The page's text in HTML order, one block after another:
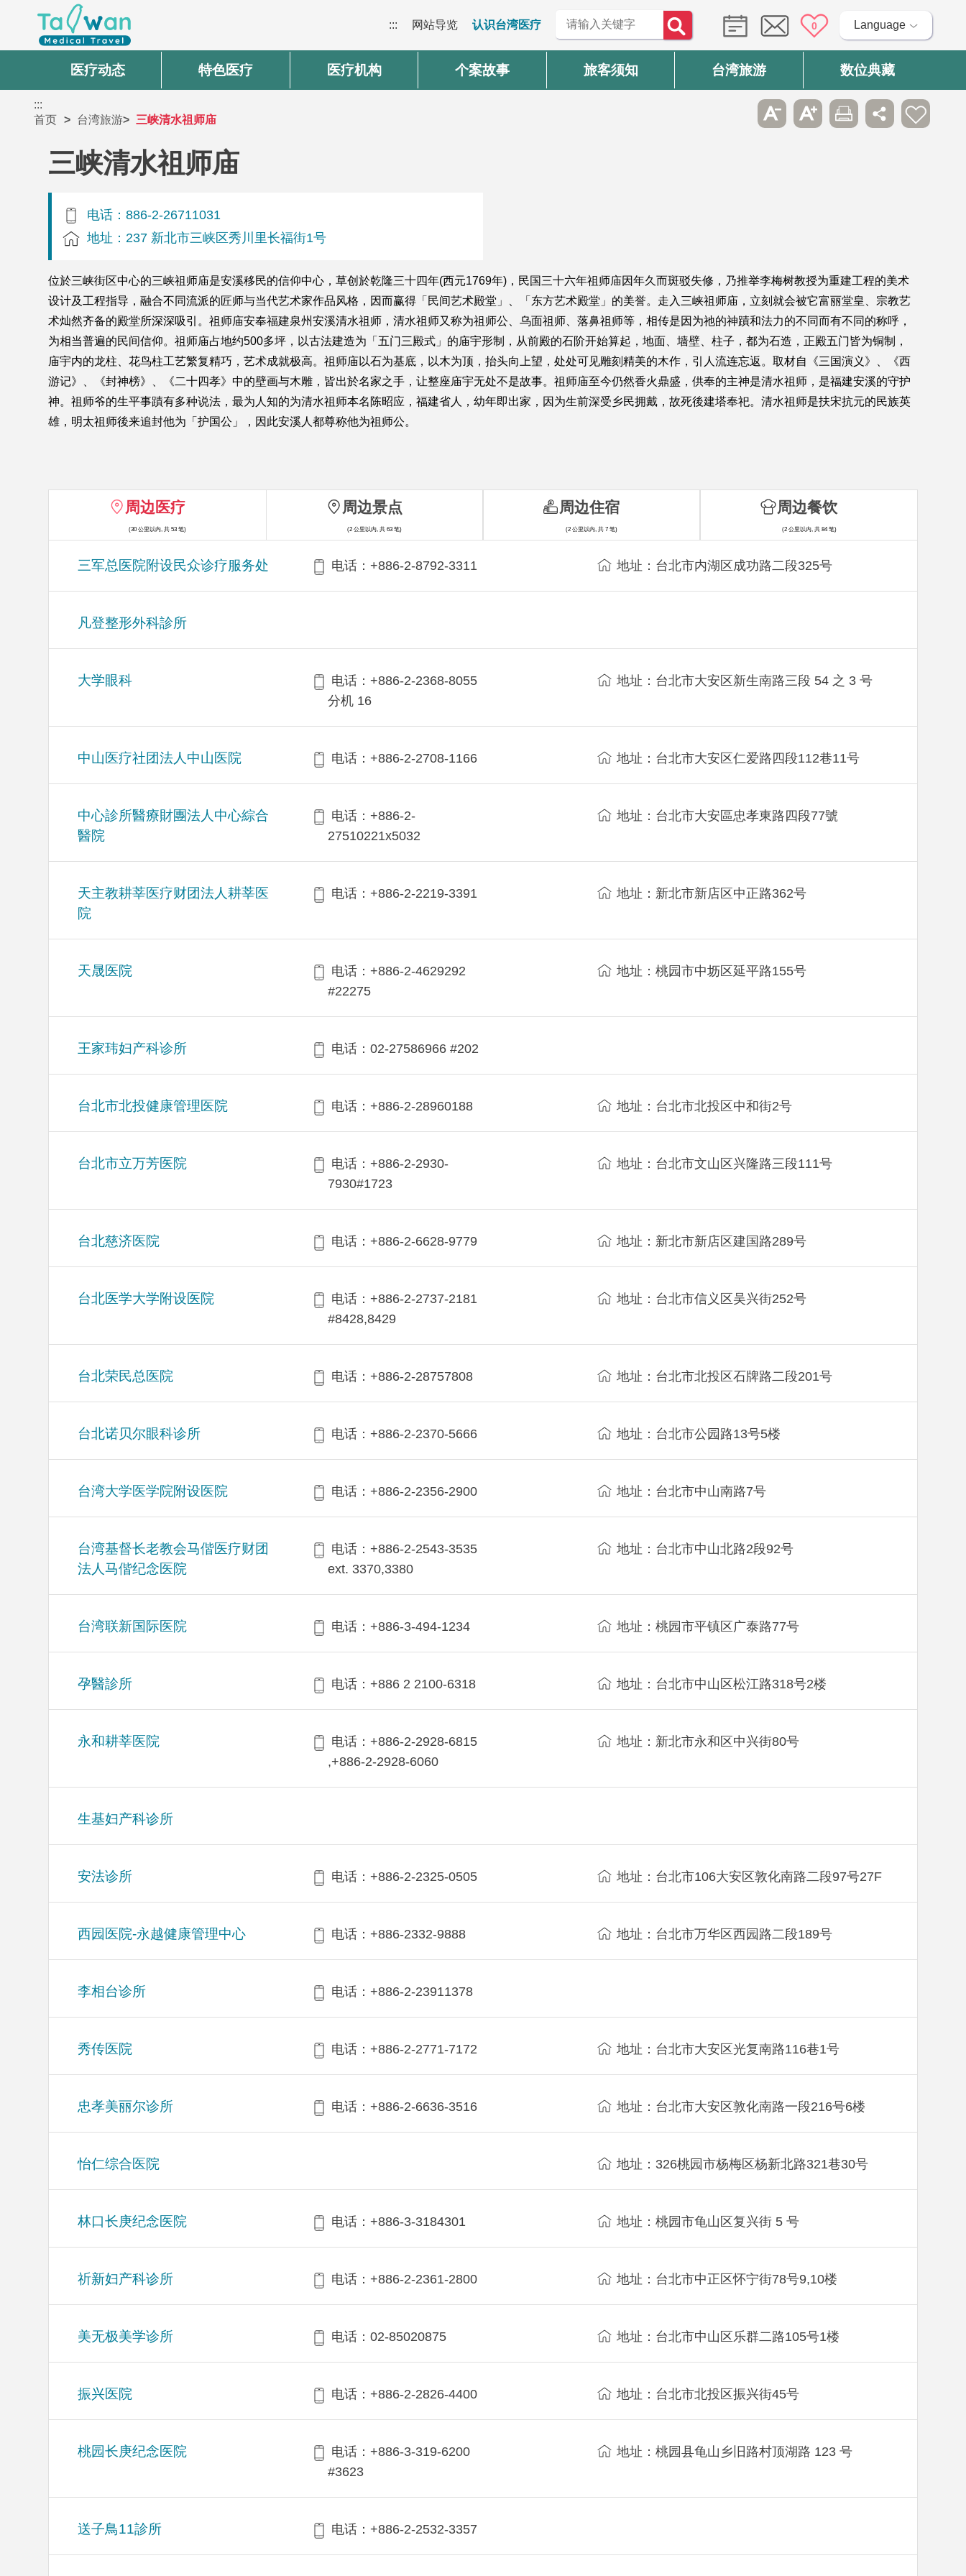
::: 网站导览 认识台湾医疗 0 Language
医疗动态 特色医疗 医疗机构 个案故事 旅客须知 台湾旅游 数位典藏
:::
首页
台湾旅游 三峡清水祖师庙
三峡清水祖师庙
电话：886-2-26711031
地址：237 新北市三峡区秀川里长福街1号
位於三峡街区中心的三峡祖师庙是安溪移民的信仰中心，草创於乾隆三十四年(西元1769年)，民国三十六年祖师庙因年久而斑驳失修，乃推举李梅树教授为重建工程的美术
设计及工程指导，融合不同流派的匠师与当代艺术家作品风格，因而赢得「民间艺术殿堂」、「东方艺术殿堂」的美誉。走入三峡祖师庙，立刻就会被它富丽堂皇、宗教艺
术灿然齐备的殿堂所深深吸引。祖师庙安奉福建泉州安溪清水祖师，清水祖师又称为祖师公、乌面祖师、落鼻祖师等，相传是因为祂的神蹟和法力的不同而有不同的称呼，
为相当普遍的民间信仰。祖师庙占地约500多坪，以古法建造为「五门三殿式」的庙宇形制，从前殿的石阶开始算起，地面、墙壁、柱子，都为石造，正殿五门皆为铜制，
庙宇内的龙柱、花鸟柱工艺繁复精巧，艺术成就极高。祖师庙以石为基底，以木为顶，抬头向上望，处处可见雕刻精美的木作，引人流连忘返。取材自《三国演义》、《西
游记》、《封神榜》、《二十四孝》中的壁画与木雕，皆出於名家之手，让整座庙宇无处不是故事。祖师庙至今仍然香火鼎盛，供奉的主神是清水祖师，是福建安溪的守护
神。祖师爷的生平事蹟有多种说法，最为人知的为清水祖师本名陈昭应，福建省人，幼年即出家，因为生前深受乡民拥戴，故死後建塔奉祀。清水祖师是扶宋抗元的民族英
雄，明太祖师後来追封他为「护国公」，因此安溪人都尊称他为祖师公。
周边医疗
(30 公里以内, 共 53 笔)
三军总医院附设民众诊疗服务处 电话：+886-2-8792-3311 地址：台北市内湖区成功路二段325号
凡登整形外科診所
大学眼科
电话：+886-2-2368-8055
分机 16
地址：台北市大安区新生南路三段 54 之 3 号
中山医疗社团法人中山医院 电话：+886-2-2708-1166 地址：台北市大安区仁爱路四段112巷11号
中心診所醫療財團法人中心綜合
醫院
电话：+886-2-
27510221x5032
地址：台北市大安區忠孝東路四段77號
天主教耕莘医疗财团法人耕莘医
院
电话：+886-2-2219-3391 地址：新北市新店区中正路362号
天晟医院
电话：+886-2-4629292
#22275
地址：桃园市中坜区延平路155号
王家玮妇产科诊所 电话：02-27586966 #202
台北市北投健康管理医院 电话：+886-2-28960188 地址：台北市北投区中和街2号
台北市立万芳医院
电话：+886-2-2930-
7930#1723
地址：台北市文山区兴隆路三段111号
台北慈济医院 电话：+886-2-6628-9779 地址：新北市新店区建国路289号
台北医学大学附设医院
电话：+886-2-2737-2181
#8428,8429
地址：台北市信义区吴兴街252号
台北荣民总医院 电话：+886-2-28757808 地址：台北市北投区石牌路二段201号
台北诺贝尔眼科诊所 电话：+886-2-2370-5666 地址：台北市公园路13号5楼
台湾大学医学院附设医院 电话：+886-2-2356-2900 地址：台北市中山南路7号
台湾基督长老教会马偕医疗财团
法人马偕纪念医院
电话：+886-2-2543-3535
ext. 3370,3380
地址：台北市中山北路2段92号
台湾联新国际医院 电话：+886-3-494-1234 地址：桃园市平镇区广泰路77号
孕醫診所 电话：+886 2 2100-6318 地址：台北市中山区松江路318号2楼
永和耕莘医院
电话：+886-2-2928-6815
,+886-2-2928-6060
地址：新北市永和区中兴街80号
生基妇产科诊所
安法诊所 电话：+886-2-2325-0505 地址：台北市106大安区敦化南路二段97号27F
西园医院-永越健康管理中心 电话：+886-2332-9888 地址：台北市万华区西园路二段189号
李相台诊所 电话：+886-2-23911378
秀传医院 电话：+886-2-2771-7172 地址：台北市大安区光复南路116巷1号
忠孝美丽尔诊所 电话：+886-2-6636-3516 地址：台北市大安区敦化南路一段216号6楼
怡仁综合医院 地址：326桃园市杨梅区杨新北路321巷30号
林口长庚纪念医院 电话：+886-3-3184301 地址：桃园市龟山区复兴街 5 号
祈新妇产科诊所 电话：+886-2-2361-2800 地址：台北市中正区怀宁街78号9,10楼
美无极美学诊所 电话：02-85020875 地址：台北市中山区乐群二路105号1楼
振兴医院 电话：+886-2-2826-4400 地址：台北市北投区振兴街45号
桃园长庚纪念医院
电话：+886-3-319-6200
#3623
地址：桃园县龟山乡旧路村顶湖路 123 号
送子鳥11診所 电话：+886-2-2532-3357
周边景点
(2 公里以内, 共 63 笔)
周边住宿
(2 公里以内, 共 7 笔)
周边餐饮
(2 公里以内, 共 84 笔)